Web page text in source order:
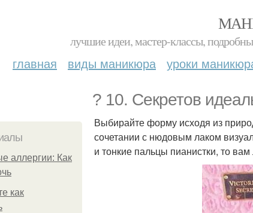
лучшие идеи, мастер-классы,
главная виды маникюра уроки
? 10. Секретов
аллергии: Как
как
Выбирайте форму исходя из
сочетании с нюдовым лаком
и тонкие пальцы пианистки, то